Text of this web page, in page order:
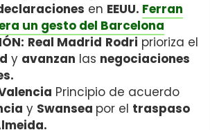
en EEUU. Ferran
un gesto del Barcelona
Real Madrid Rodri prioriza el
y avanzan las negociaciones
Principio de acuerdo
y Swansea por el traspaso